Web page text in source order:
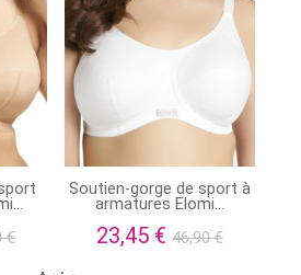
€
Soutien-gorge de sport à
armatures Elomi...
23,45 € 46,90 €